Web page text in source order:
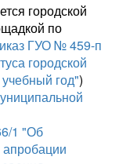
городской
по
ГУО № 459-п
городской
год")
1 "Об